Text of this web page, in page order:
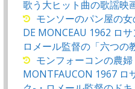
歌う大ヒット曲の歌謡映
モンソーのパン屋の
DE MONCEAU 1962 ロ
ロメール監督の「六つの
モンフォーコンの農婦
MONTFAUCON 1967 ロ